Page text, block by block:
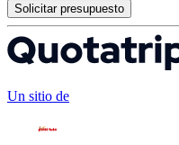
Solicitar presupuesto
Un sitio de